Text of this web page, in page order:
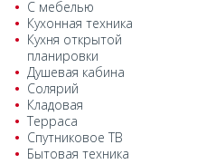
С мебелью
Кухонная техника
Кухня открытой
планировки
Душевая кабина
Солярий
Кладовая
Терраса
Спутниковое ТВ
Бытовая техника